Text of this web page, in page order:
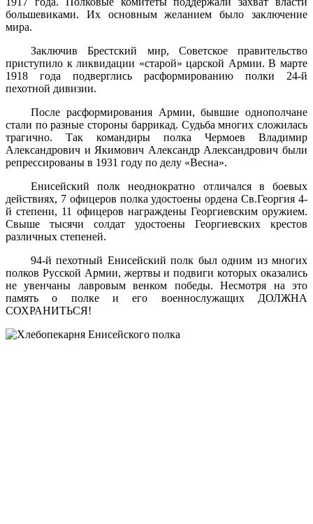
большевиками. Их основным желанием было заключение
мира.
Заключив Брестский мир, Советское правительство
приступило к ликвидации «старой» царской Армии. В марте
1918 года подверглись расформированию полки 24-й
пехотной дивизии.
После расформирования Армии, бывшие однополчане
стали по разные стороны баррикад. Судьба многих сложилась
трагично. Так командиры полка Чермоев Владимир
Александрович и Якимович Александр Александрович были
репрессированы в 1931 году по делу «Весна».
Енисейский полк неоднократно отличался в боевых
действиях, 7 офицеров полка удостоены ордена Св.Георгия 4-
й степени, 11 офицеров награждены Георгиевским оружием.
Свыше тысячи солдат удостоены Георгиевских крестов
различных степеней.
94-й пехотный Енисейский полк был одним из многих
полков Русской Армии, жертвы и подвиги которых оказались
не увенчаны лавровым венком победы. Несмотря на это
память о полке и его военнослужащих ДОЛЖНА
СОХРАНИТЬСЯ!